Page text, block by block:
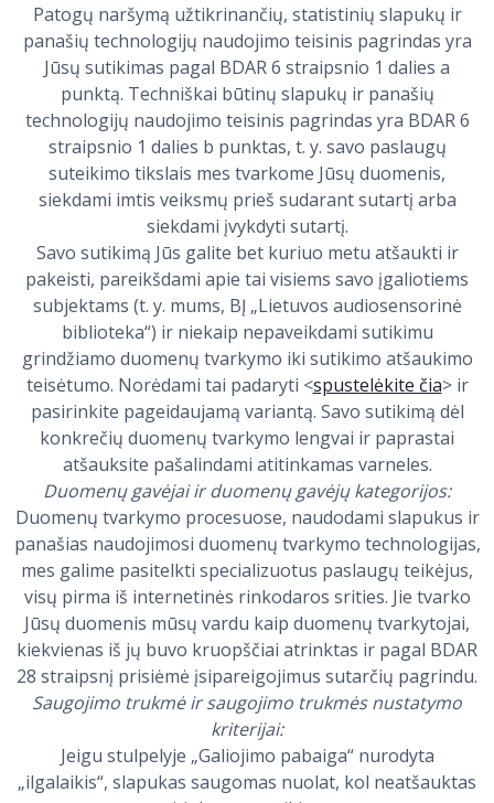
Patogų naršymą užtikrinančių, statistinių slapukų ir
panašių technologijų naudojimo teisinis pagrindas yra
Jūsų sutikimas pagal BDAR 6 straipsnio 1 dalies a
punktą. Techniškai būtinų slapukų ir panašių
technologijų naudojimo teisinis pagrindas yra BDAR 6
straipsnio 1 dalies b punktas, t. y. savo paslaugų
suteikimo tikslais mes tvarkome Jūsų duomenis,
siekdami imtis veiksmų prieš sudarant sutartį arba
siekdami įvykdyti sutartį.
Savo sutikimą Jūs galite bet kuriuo metu atšaukti ir
pakeisti, pareikšdami apie tai visiems savo įgaliotiems
subjektams (t. y. mums, BĮ „Lietuvos audiosensorinė
biblioteka“) ir niekaip nepaveikdami sutikimu
grindžiamo duomenų tvarkymo iki sutikimo atšaukimo
teisėtumo. Norėdami tai padaryti <spustelėkite čia> ir
pasirinkite pageidaujamą variantą. Savo sutikimą dėl
konkrečių duomenų tvarkymo lengvai ir paprastai
atšauksite pašalindami atitinkamas varneles.
Duomenų gavėjai ir duomenų gavėjų kategorijos:
Duomenų tvarkymo procesuose, naudodami slapukus ir
panašias naudojimosi duomenų tvarkymo technologijas,
mes galime pasitelkti specializuotus paslaugų teikėjus,
visų pirma iš internetinės rinkodaros srities. Jie tvarko
Jūsų duomenis mūsų vardu kaip duomenų tvarkytojai,
kiekvienas iš jų buvo kruopščiai atrinktas ir pagal BDAR
28 straipsnį prisiėmė įsipareigojimus sutarčių pagrindu.
Saugojimo trukmė ir saugojimo trukmės nustatymo
kriterijai:
Jeigu stulpelyje „Galiojimo pabaiga“ nurodyta
„ilgalaikis“, slapukas saugomas nuolat, kol neatšauktas